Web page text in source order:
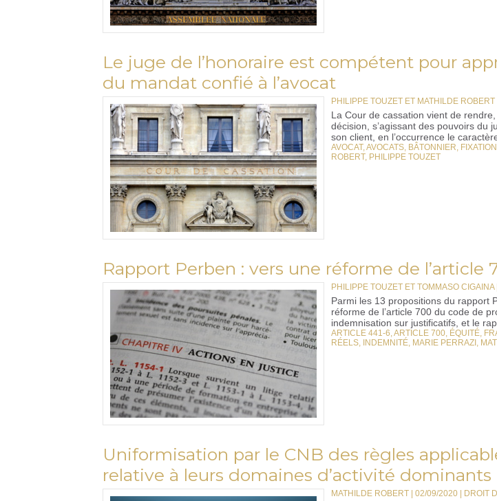
Le juge de l’honoraire est compétent pour
du mandat confié à l’avocat
PHILIPPE TOUZET ET MATHILDE
La Cour de cassation vient de
décision, s’agissant des pouvoirs du
son client, en l’occurrence le
AVOCAT,AVOCATS, BÂTONNIER,
ROBERT, PHILIPPE TOUZET
Rapport Perben : vers une réforme de l’article
PHILIPPE TOUZET ET TOMMASO
Parmi les 13 propositions du rapport
réforme de l’article 700 du code de
indemnisation sur justificatifs, et le
ARTICLE 441-6,ARTICLE 700, ÉQUITÉ,
RÉELS, INDEMNITÉ, MARIE PERRAZI ,
Uniformisation par le CNB des règles
relative à leurs domaines d’activité dominants
MATHILDE ROBERT | 02/09/2020 DROIT